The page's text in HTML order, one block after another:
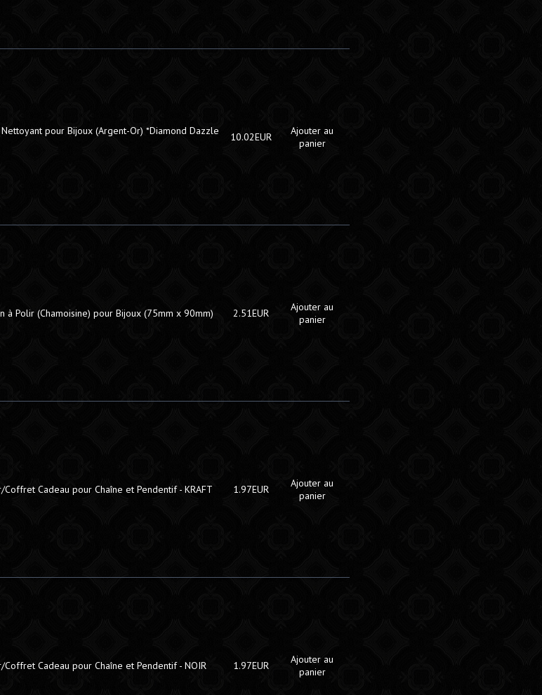
pour Bijoux (Argent-Or) *Diamond Dazzle
10.02EUR
Ajouter au
panier
à Polir (Chamoisine) pour Bijoux (75mm x 90mm) 2.51EUR
Ajouter au
panier
Coffret Cadeau pour Chaîne et Pendentif - KRAFT 1.97EUR
Ajouter au
panier
Coffret Cadeau pour Chaîne et Pendentif - NOIR 1.97EUR
Ajouter au
panier